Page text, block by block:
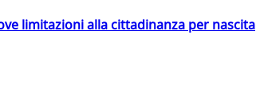
limitazioni alla cittadinanza per nascita